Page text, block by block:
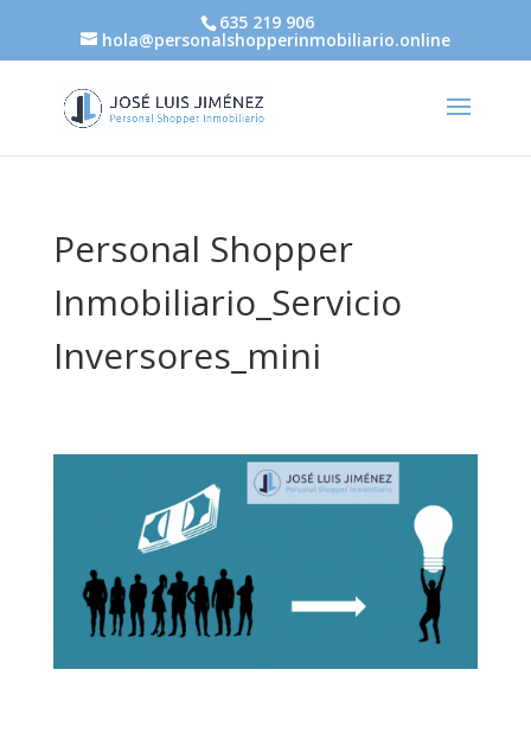
635 219 906
hola@personalshopperinmobiliario.online
Personal Shopper
Inmobiliario_Servicio
Inversores_mini